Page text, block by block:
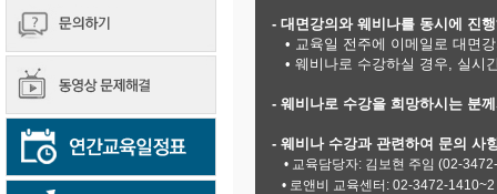
- 대면강의와 웨비나를 동시에 진
• 교육일 전주에 이메일로 대면
• 웨비나로 수강하실 경우, 실시
- 웨비나로 수강을 희망하시는 분
- 웨비나 수강과 관련하여 문의 사
• 교육담당자: 김보현 주임 (02-
• 로앤비 교육센터: 02-3472-1410~2